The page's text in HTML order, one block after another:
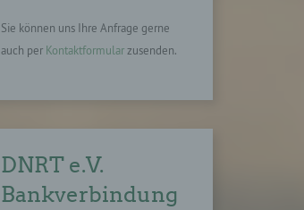
Sie können uns Ihre Anfrage gerne
auch per Kontaktformularzusenden.
DNRT e.V.
Bankverbindung